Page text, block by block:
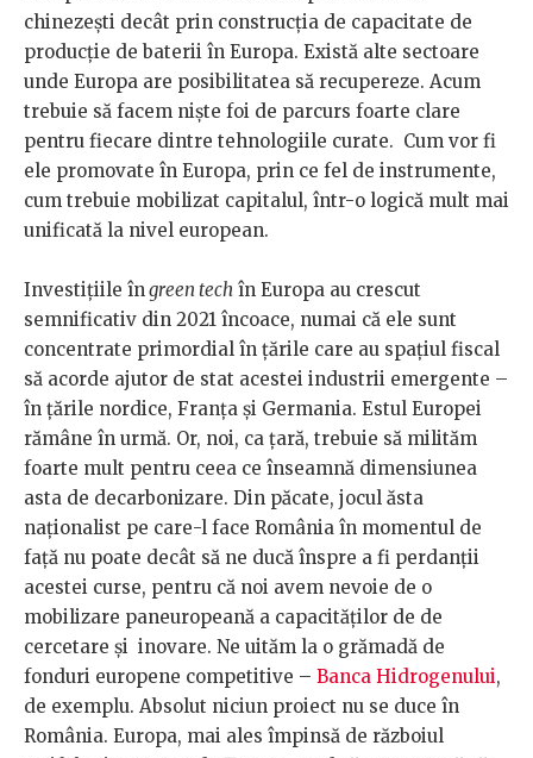
chinezești decât prin construcția de capacitate de
producție de baterii în Europa. Există alte sectoare
unde Europa are posibilitatea să recupereze. Acum
trebuie să facem niște foi de parcurs foarte clare
pentru fiecare dintre tehnologiile curate. Cum vor fi
ele promovate în Europa, prin ce fel de instrumente,
cum trebuie mobilizat capitalul, într-o logică mult mai
unificată la nivel european.
Investițiile îngreen tech în Europa au crescut
semnificativ din 2021 încoace, numai că ele sunt
concentrate primordial în țările care au spațiul fiscal
să acorde ajutor de stat acestei industrii emergente –
în țările nordice, Franța și Germania. Estul Europei
rămâne în urmă. Or, noi, ca țară, trebuie să milităm
foarte mult pentru ceea ce înseamnă dimensiunea
asta de decarbonizare. Din păcate, jocul ăsta
naționalist pe care-l face România în momentul de
față nu poate decât să ne ducă înspre a fi perdanții
acestei curse, pentru că noi avem nevoie de o
mobilizare paneuropeană a capacităților de de
cercetare și inovare. Ne uităm la o grămadă de
fonduri europene competitive – Banca Hidrogenului,
de exemplu. Absolut niciun proiect nu se duce în
România. Europa, mai ales împinsă de războiul